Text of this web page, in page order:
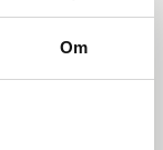
Om